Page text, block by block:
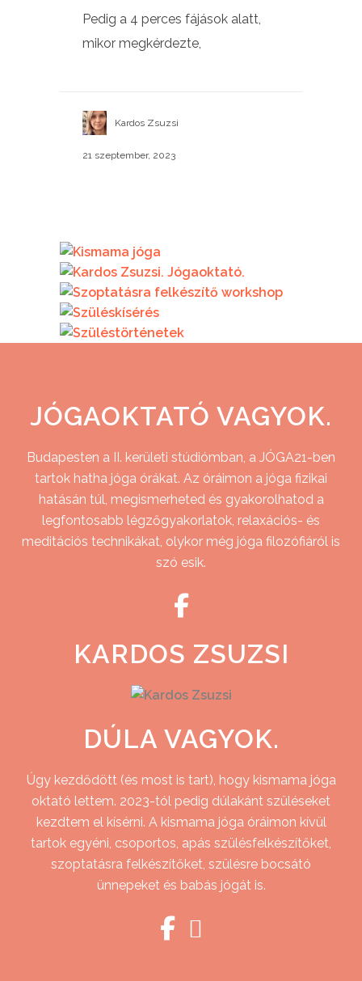
Pedig a 4 perces fájások alatt,
mikor megkérdezte,
Kardos Zsuzsi
21 szeptember, 2023
JÓGAOKTATÓ VAGYOK.
Budapesten a II. kerületi stúdiómban, a JÓGA21-ben
tartok hatha jóga órákat. Az óráimon a jóga fizikai
hatásán túl, megismerheted és gyakorolhatod a
legfontosabb légzőgyakorlatok, relaxációs- és
meditációs technikákat, olykor még jóga filozófiáról is
szó esik.
KARDOS ZSUZSI
DÚLA VAGYOK.
Úgy kezdődött (és most is tart), hogy kismama jóga
oktató lettem. 2023-tól pedig dúlakánt szüléseket
kezdtem el kísérni. A kismama jóga óráimon kívül
tartok egyéni, csoportos, apás szülésfelkészítőket,
szoptatásra felkészítőket, szülésre bocsátó
ünnepeket és babás jógát is.